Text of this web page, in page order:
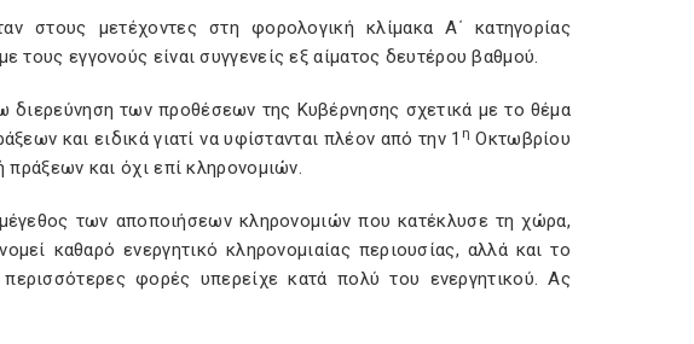
μετέχοντες στη φορολογική κλίμακα Α΄ κατηγορίας
τους εγγονούς είναι συγγενείς εξ αίματος δευτέρου βαθμού.
διερεύνηση των προθέσεων της Κυβέρνησης σχετικά με το θέμα
και ειδικά γιατί να υφίστανται πλέον από την 1 η Οκτωβρίου
και όχι επί κληρονομιών.
των αποποιήσεων κληρονομιών που κατέκλυσε τη χώρα,
καθαρό ενεργητικό κληρονομιαίας περιουσίας, αλλά και το
φορές υπερείχε κατά πολύ του ενεργητικού. Ας